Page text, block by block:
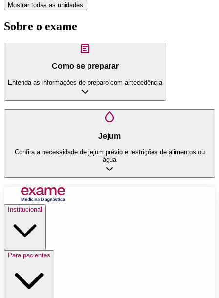
Mostrar todas as unidades
Sobre o exame
Como se preparar
Entenda as informações de preparo com antecedência
Jejum
Confira a necessidade de jejum prévio e restrições de alimentos ou
água
Institucional
Para pacientes